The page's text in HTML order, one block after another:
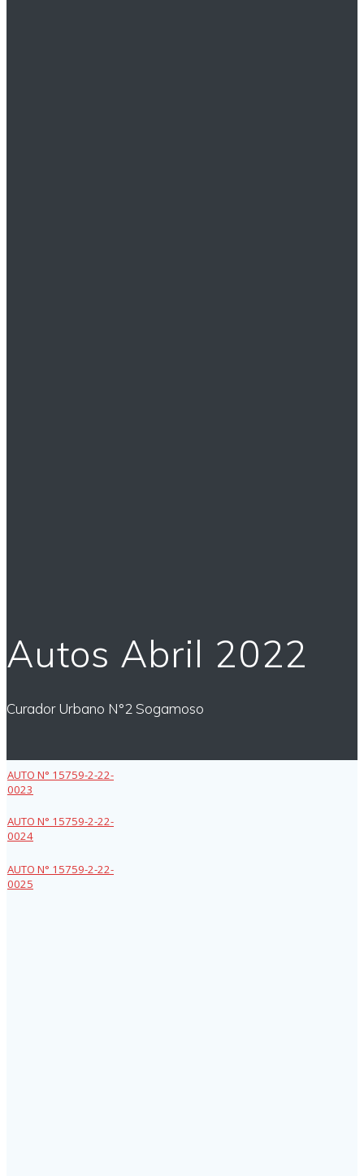
Autos Abril 2022
Curador Urbano N°2 Sogamoso
AUTO N° 15759-2-22-
0023
AUTO N° 15759-2-22-
0024
AUTO N° 15759-2-22-
0025